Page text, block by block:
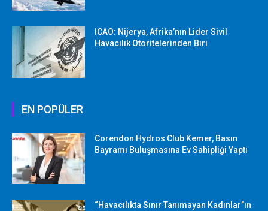
ICAO: Nijerya, Afrika’nın Lider Sivil
Havacılık Otoritelerinden Biri
EN POPÜLER
Corendon Hydros Club Kemer, Basın
Bayramı Buluşmasına Ev Sahipliği Yaptı
“Havacılıkta Sınır Tanımayan Kadınlar”ın